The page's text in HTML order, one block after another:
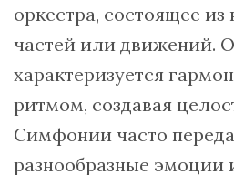
оркестра, состоящее из
частей или движений.
характеризуется
ритмом, создавая
Симфонии часто
разнообразные эмоции